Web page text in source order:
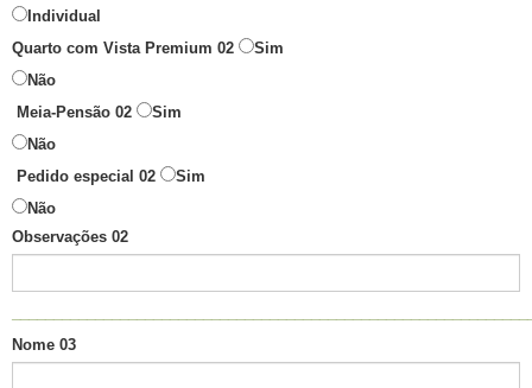
Individual
Quarto com Vista Premium 02
Sim
Não
Meia-Pensão 02
Sim
Não
Pedido especial 02
Sim
Não
Observações 02
Nome 03